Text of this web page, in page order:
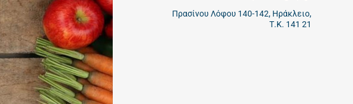
Πρασίνου Λόφου 140-142, Ηράκλειο,
Τ.Κ. 141 21